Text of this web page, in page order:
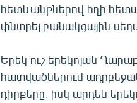
հետևանքներով հղի
փնտրել բանակցային
Երեկ ուշ երեկոյան
հատվածներում
դիրքերը, իսկ արդեն